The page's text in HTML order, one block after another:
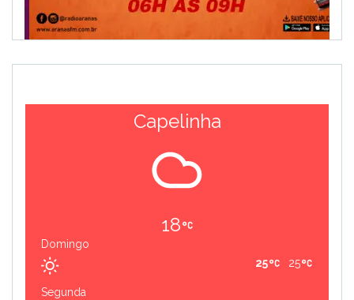
Capelinha
18
Domingo
25
25
Segunda